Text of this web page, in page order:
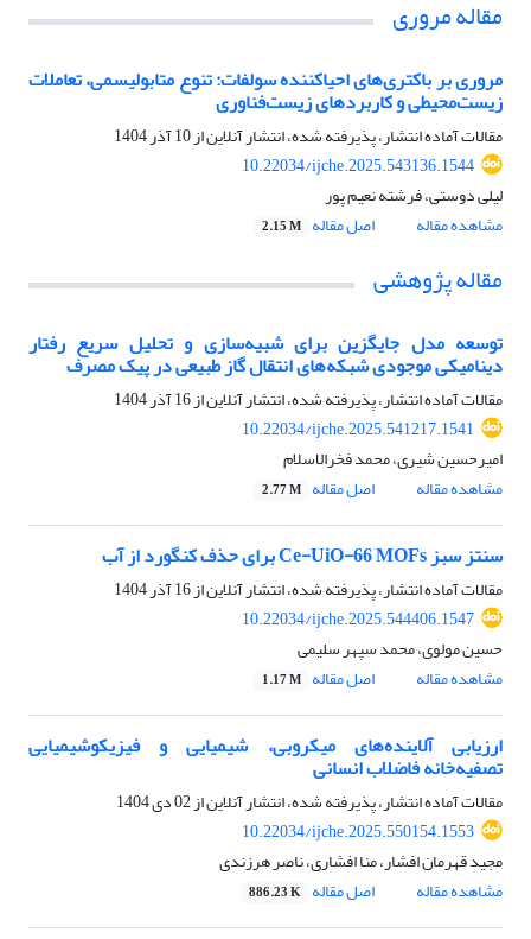
مقاله مروری
مروری بر باکتری‌های احیاکننده سولفات: تنوع متابولیسمی، تعاملات
زیست‌محیطی و کاربردهای زیست‌فناوری
مقالات آماده انتشار، پذیرفته شده، انتشار آنلاین از10 آذر 1404
10.22034/ijche.2025.543136.1544
لیلی دوستی، فرشته نعیم پور
مشاهده مقاله
اصل مقاله 2.15 M
مقاله پژوهشی
توسعه مدل جایگزین برای شبیه‌سازی و تحلیل سریع رفتار
دینامیکی موجودی شبکه‌های انتقال گاز طبیعی در پیک مصرف
مقالات آماده انتشار، پذیرفته شده، انتشار آنلاین از16 آذر 1404
10.22034/ijche.2025.541217.1541
امیرحسین شیری، محمد فخرالاسلام
مشاهده مقاله
اصل مقاله 2.77 M
سنتز سبز Ce-UiO-66 MOFs برای حذف کنگورد از آب
مقالات آماده انتشار، پذیرفته شده، انتشار آنلاین از16 آذر 1404
10.22034/ijche.2025.544406.1547
حسین مولوی، محمد سپهر سلیمی
مشاهده مقاله
اصل مقاله 1.17 M
ارزیابی آلاینده‌های میکروبی، شیمیایی و فیزیکوشیمیایی
تصفیه‌خانه فاضلاب انسانی
مقالات آماده انتشار، پذیرفته شده، انتشار آنلاین از02 دی 1404
10.22034/ijche.2025.550154.1553
مجید قهرمان افشار، منا افشاری، ناصر هرزندی
مشاهده مقاله
اصل مقاله 886.23 K